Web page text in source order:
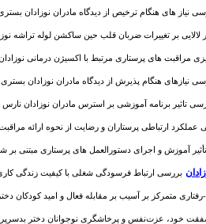
نیاز های هنگام ترخیص از دیدگاه مادران نوزادان بستری در
لالایی بر تغییرات ضربان قلب حین ساکشن لوله تراشه نوزادان
مراقبت های پرستاری مرتبط با اکسیژن درمانی نوزادان
نیازهای هنگام پذیرش از دیدگاه مادران نوزادان بستری در
تاثیر برنامه آموزشی بر استرس مادران نوزادان نارس
عملکرد ارتباطی پرستاران و رضایت از نحوه ارائه مراقبت
آموزش و اجرای دستورالعمل های پرستاری مبتنی بر
بررسی ارتباط فرسودگی شغلی با کیفیت زندگی کاری
متمرکز بر آسیب بر مقابله فعال و امید کودکان دختر
خود، عزت‌نفس و پرخاشگری نوجوانان دختر بدسرپرست [دوره